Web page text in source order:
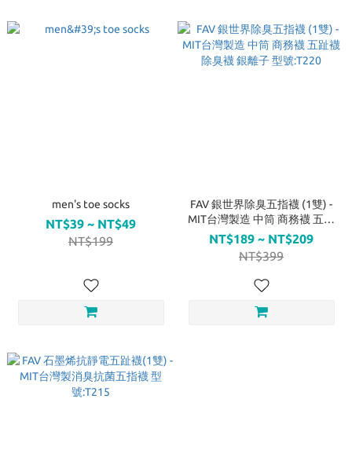
men's toe socks
NT$39 ~ NT$49
NT$199
FAV 銀世界除臭五指襪 (1雙) -
MIT台灣製造 中筒 商務襪 五趾
襪 除臭襪 銀離子 型號:T220
NT$189 ~ NT$209
NT$399